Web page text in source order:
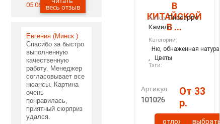
05.06.2020 весь отзыв
Евгения (Минск )
Спасибо за быстро
выполненную
качественную
работу. Менеджер
согласовывает все
нюансы. Картина
очень
понравилась,
приятный сюрприз
удался.
В
КИТАЙСКОЙ
В ...
Автор: Писсарро
Камиль
Категории:
Ню, обнаженная натура
,
Цветы
Тэги:
Артикул:
101026
От 33
р.
отложитьвыбрать